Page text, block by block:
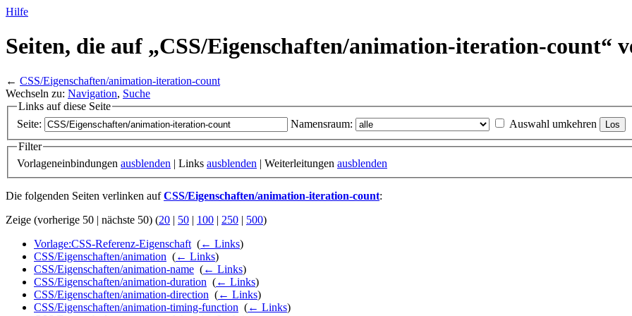
Hilfe
Seiten, die auf „CSS/Eigenschaften/animation-iteration-count“
← CSS/Eigenschaften/animation-iteration-count
Wechseln zu: Navigation, Suche
Links auf diese Seite
Seite:
Namensraum:
Auswahl umkehren
Filter
Vorlageneinbindungen ausblenden | Links ausblenden | Weiterleitungen ausblenden
Die folgenden Seiten verlinken aufCSS/Eigenschaften/animation-iteration-count:
Zeige (vorherige 50 | nächste 50) (20 | 50 | 100 | 250 | 500)
Vorlage:CSS-Referenz-Eigenschaft (← Links)
CSS/Eigenschaften/animation (← Links)
CSS/Eigenschaften/animation-name (← Links)
CSS/Eigenschaften/animation-duration (← Links)
CSS/Eigenschaften/animation-direction (← Links)
CSS/Eigenschaften/animation-timing-function (← Links)